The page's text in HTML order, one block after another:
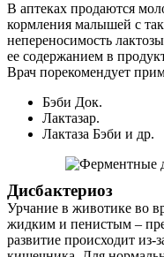
В аптеках продаются
кормления малышей с
непереносимость
ее содержанием в
Врач порекомендует
Бэби Док.
Лактазар.
Лактаза Бэби и др.
Дисбактериоз
Урчание в животике во
жидким и пенистым –
развитие происходит